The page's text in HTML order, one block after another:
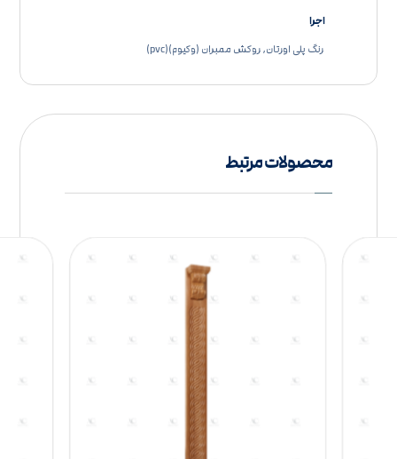
اجرا
رنگ پلی اورتان, روکش ممبران (وکیوم)(pvc)
محصولات مرتبط